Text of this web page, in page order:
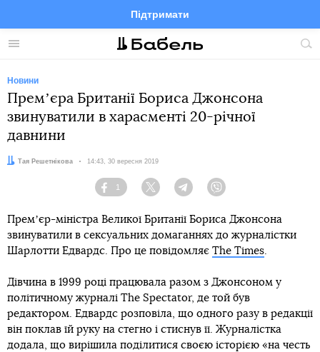
Меню
Підтримати
FacebookTelegramTwitter
Новини
Премʼєра Британії Бориса Джонсона
звинуватили в харасменті 20-річної
давнини
Автор:
Тая Решетнікова Дата:
14:43, 30 вересня 2019
Facebook
1
Twitter TelegramViber
Премʼєр-міністра Великої Британії Бориса Джонсона
звинуватили в сексуальних домаганнях до журналістки
Шарлотти Едвардс. Про це повідомляє The Times.
Дівчина в 1999 році працювала разом з Джонсоном у
політичному журналі The Spectator, де той був
редактором. Едвардс розповіла, що одного разу в редакції
він поклав їй руку на стегно і стиснув її. Журналістка
додала, що вирішила поділитися своєю історією «на честь